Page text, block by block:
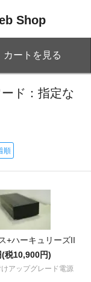
Shop
カートを見る
ド：指定な
順
+ハーキュリーズII
税10,900円)
アップグレード電源